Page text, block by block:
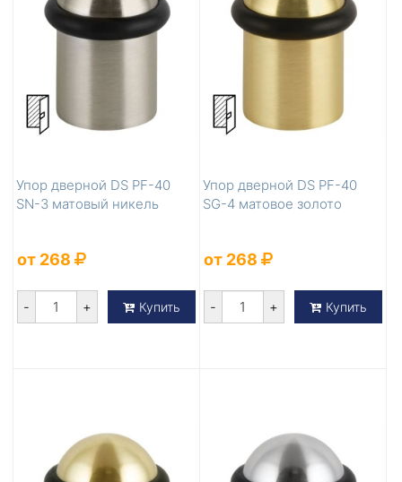
Упор дверной DS PF-40
SN-3 матовый никель
от 268
- + Купить
Упор дверной DS PF-40
SG-4 матовое золото
от 268
- + Купить